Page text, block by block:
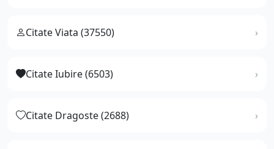
Citate Viata (37550)
Citate Iubire (6503)
Citate Dragoste (2688)